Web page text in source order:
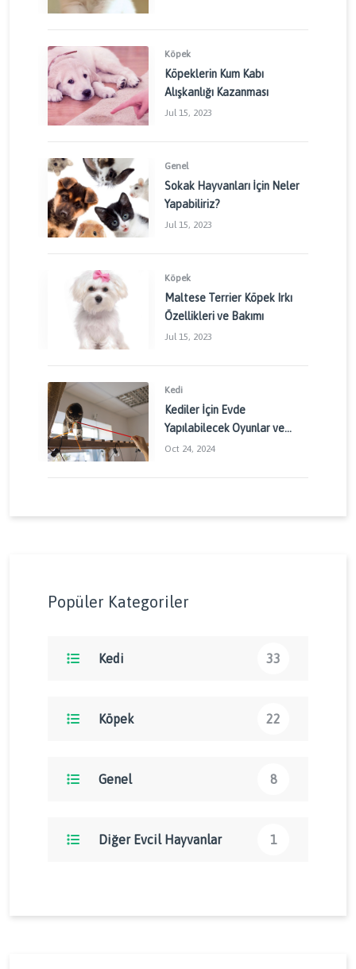
Köpek
Köpeklerin Kum Kabı
Alışkanlığı Kazanması
Jul 15, 2023
Genel
Sokak Hayvanları İçin Neler
Yapabiliriz?
Jul 15, 2023
Köpek
Maltese Terrier Köpek Irkı
Özellikleri ve Bakımı
Jul 15, 2023
Kedi
Kediler İçin Evde
Yapılabilecek Oyunlar ve
Aktiviteler: Kedinizin
Oct 24, 2024
Popüler Kategoriler
Kedi 33
Köpek 22
Genel 8
Diğer Evcil Hayvanlar 1